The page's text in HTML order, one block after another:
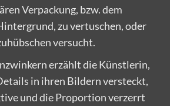
Verpackung, bzw. dem
zu vertuschen, oder
versucht.
erzählt die Künstlerin,
in ihren Bildern versteckt,
und die Proportion verzerrt